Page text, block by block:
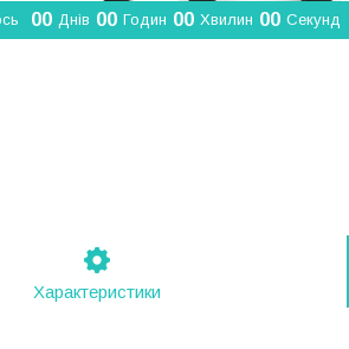
00 Днів 00 Годин 00 Хвилин 00 Секунд
Характеристики